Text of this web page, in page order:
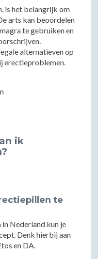
is het belangrijk om
arts kan beoordelen
te gebruiken en
alternatieven op
erectieproblemen.
ik
te
Nederland kun je
Denk hierbij aan
en DA.